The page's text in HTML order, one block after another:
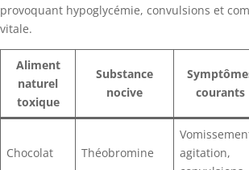
provoquant hypoglycémie, convulsions et
vitale.
Aliment
naturel
toxique
Substance
nocive
courants
Chocolat Théobromine
agitation,